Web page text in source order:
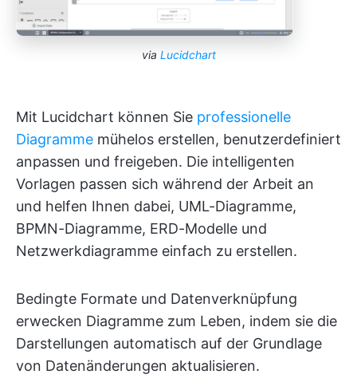
via Lucidchart
Mit Lucidchart können Sie professionelle
Diagramme mühelos erstellen, benutzerdefiniert
anpassen und freigeben. Die intelligenten
Vorlagen passen sich während der Arbeit an
und helfen Ihnen dabei, UML-Diagramme,
BPMN-Diagramme, ERD-Modelle und
Netzwerkdiagramme einfach zu erstellen.
Bedingte Formate und Datenverknüpfung
erwecken Diagramme zum Leben, indem sie die
Darstellungen automatisch auf der Grundlage
von Datenänderungen aktualisieren.